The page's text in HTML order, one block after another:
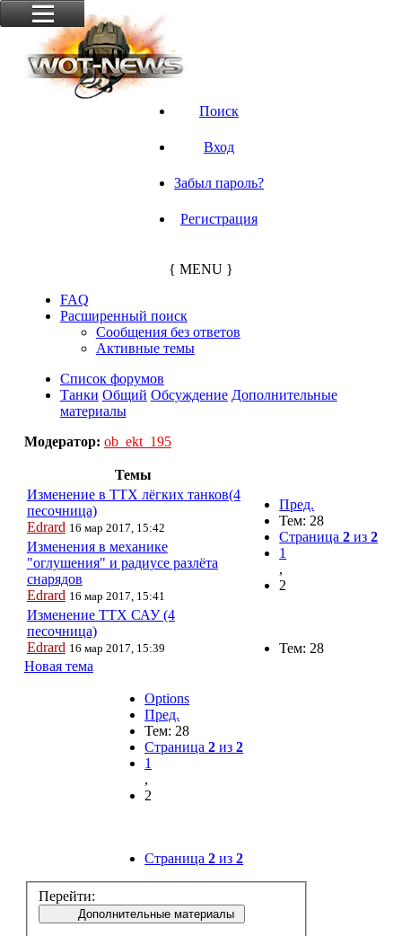
Поиск
Вход
Забыл пароль?
Регистрация
{ MENU }
FAQ
Расширенный поиск
Сообщения без ответов
Активные темы
Список форумов
Танки Общий Обсуждение Дополнительные
материалы
Модератор: ob_ekt_195
Пред.
Тем: 28
Страница2 из2
1
,
2
Тем: 28
Темы
Изменение в ТТХ лёгких танков(4
песочница)
Edrard 16 мар 2017, 15:42
Изменения в механике
"оглушения" и радиусе разлёта
снарядов
Edrard 16 мар 2017, 15:41
Изменение ТТХ САУ (4
песочница)
Edrard 16 мар 2017, 15:39
Новая тема
Options
Пред.
Тем: 28
Страница2 из2
1
,
2
Страница2 из2
Перейти:
Дополнительные материалы